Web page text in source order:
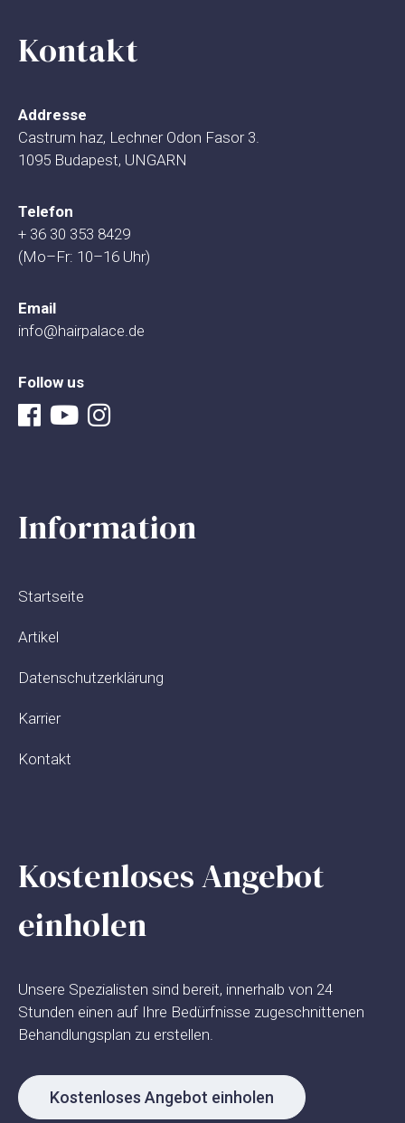
Kontakt
Addresse
Castrum haz, Lechner Odon Fasor 3.
1095 Budapest, UNGARN
Telefon
+ 36 30 353 8429
(Mo–Fr: 10–16 Uhr)
Email
info@hairpalace.de
Follow us
Information
Startseite
Artikel
Datenschutzerklärung
Karrier
Kontakt
Kostenloses Angebot
einholen
Unsere Spezialisten sind bereit, innerhalb von 24
Stunden einen auf Ihre Bedürfnisse zugeschnittenen
Behandlungsplan zu erstellen.
Kostenloses Angebot einholen